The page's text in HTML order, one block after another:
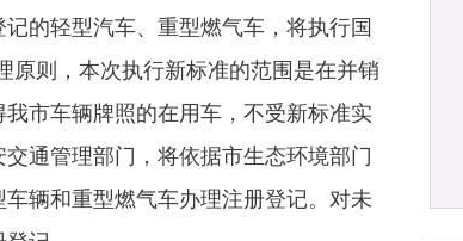
的轻型汽车、重型燃气车，将执行国
原则，本次执行新标准的范围是在并销
市车辆牌照的在用车，不受新标准实
通管理部门，将依据市生态环境部门
辆和重型燃气车办理注册登记。对未